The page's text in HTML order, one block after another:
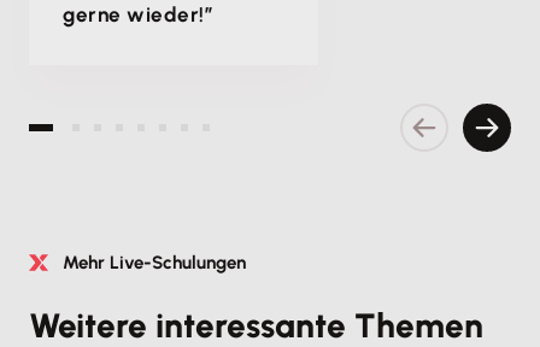
gerne wieder!”
Vorherige
Mehr Live-Schulungen
Weitere interessante Themen